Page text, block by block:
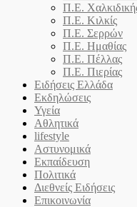
Π.Ε.
Π.Ε. Κιλκίς
Π.Ε. Σερρών
Π.Ε. Ημαθίας
Π.Ε. Πέλλας
Π.Ε. Πιερίας
Ειδήσεις Ελλάδα
Εκδηλώσεις
Υγεία
Αθλητικά
lifestyle
Αστυνομικά
Εκπαίδευση
Πολιτικά
Διεθνείς Ειδήσεις
Επικοινωνία